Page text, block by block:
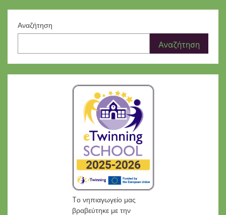
Αναζήτηση
Αναζήτηση
Tο νηπιαγωγείο μας
βραβεύτηκε με την